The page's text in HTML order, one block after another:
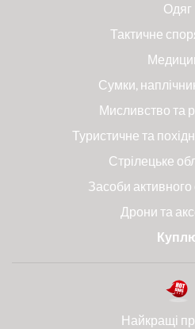
Одяг
Тактичне
Сумки,
Мисливство та
Туристичне та
Стрілецьке
Засоби
Дрони та
Найкращі